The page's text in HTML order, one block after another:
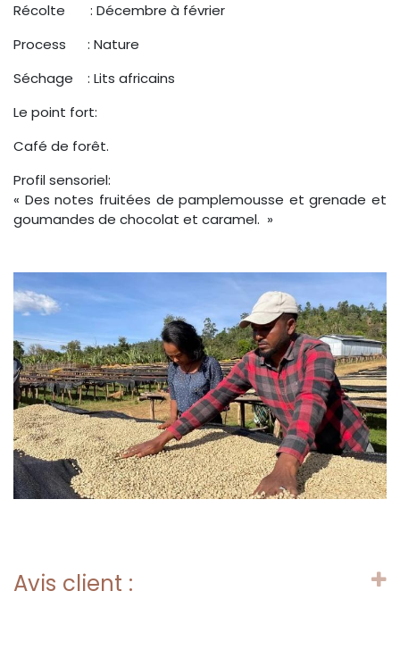
Récolte : Décembre à février
Process : Nature
Séchage : Lits africains
Le point fort:
Café de forêt.
Profil sensoriel:
« Des notes fruitées de pamplemousse et grenade et
goumandes de chocolat et caramel. »
Avis client :